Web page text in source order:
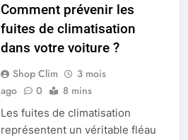
Comment prévenir les
fuites de climatisation
dans votre voiture ?
Shop Clim
3 mois
ago
0 8 mins
Les fuites de climatisation
représentent un véritable fléau